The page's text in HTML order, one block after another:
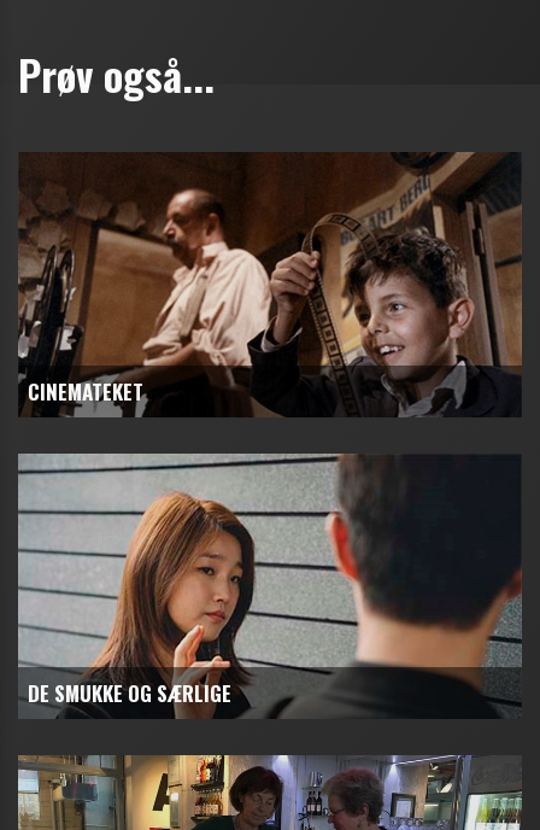
Prøv også...
CINEMATEKET
DE SMUKKE OG SÆRLIGE